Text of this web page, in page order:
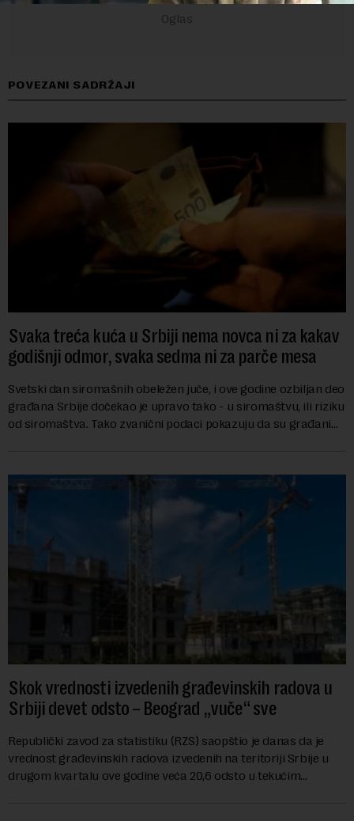
POVEZANI SADRŽAJI
Svaka treća kuća u Srbiji nema novca ni za kakav
godišnji odmor, svaka sedma ni za parče mesa
Svetski dan siromašnih obeležen juče, i ove godine ozbiljan deo
građana Srbije dočekao je upravo tako - u siromaštvu, ili riziku
od siromaštva. Tako zvanični podaci pokazuju da su građani
Skok vrednosti izvedenih građevinskih radova u
Srbiji devet odsto – Beograd „vuče“ sve
Republički zavod za statistiku (RZS) saopštio je danas da je
vrednost građevinskih radova izvedenih na teritoriji Srbije u
drugom kvartalu ove godine veća 20,6 odsto u tekućim